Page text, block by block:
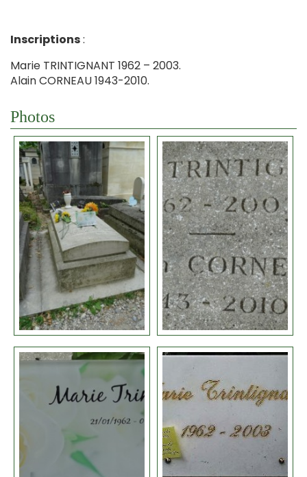
Inscriptions:
Marie TRINTIGNANT 1962 – 2003.
Alain CORNEAU 1943-2010.
Photos